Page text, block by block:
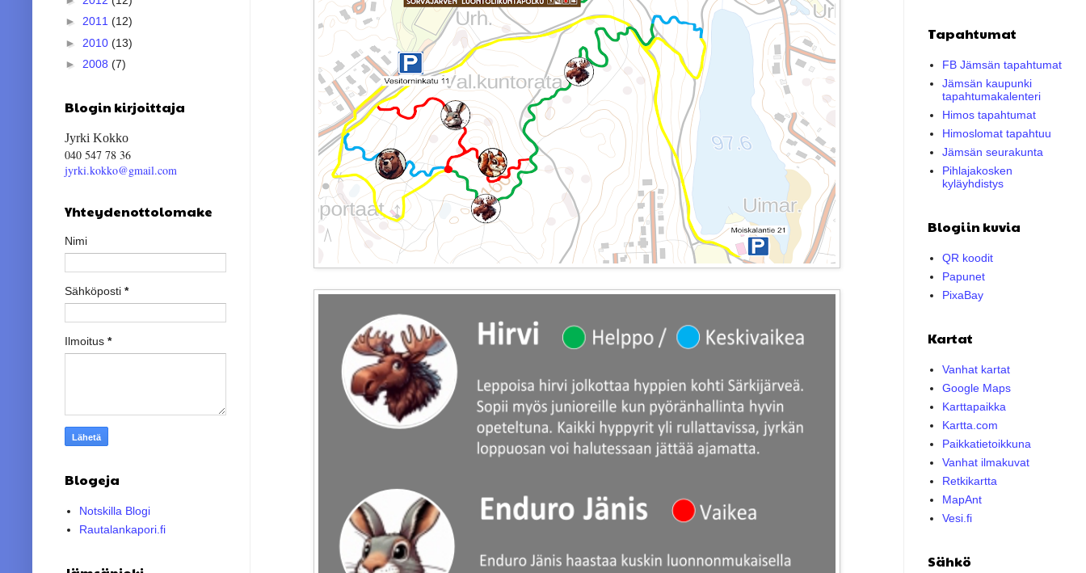
► 2011 (12)
► 2010 (13)
► 2008 (7)
Blogin kirjoittaja
Jyrki Kokko
040 547 78 36
jyrki.kokko@gmail.com
Yhteydenottolomake
Nimi
Sähköposti *
Ilmoitus *
Blogeja
Notskilla Blogi
Rautalankapori.fi
Tapahtumat
FB Jämsän tapahtumat
Jämsän kaupunki
tapahtumakalenteri
Himos tapahtumat
Himoslomat tapahtuu
Jämsän seurakunta
Pihlajakosken
kyläyhdistys
Blogiin kuvia
QR koodit
Papunet
PixaBay
Kartat
Vanhat kartat
Google Maps
Karttapaikka
Kartta.com
Paikkatietoikkuna
Vanhat ilmakuvat
Retkikartta
MapAnt
Vesi.fi
Sähkö